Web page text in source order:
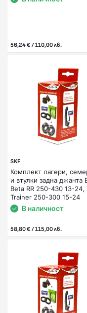
56,24 € / 110,00 лв.
SKF
Комплект лагери,
и втулки задна джанта
Beta RR 250-430 13-24,
Trainer 250-300 15-24
В наличност
58,80 € / 115,00 лв.